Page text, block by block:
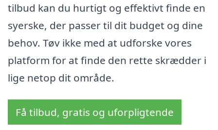
tilbud kan du hurtigt og effektivt finde en
syerske, der passer til dit budget og dine
behov. Tøv ikke med at udforske vores
platform for at finde den rette skrædder i
lige netop dit område.
Få tilbud, gratis og uforpligtende